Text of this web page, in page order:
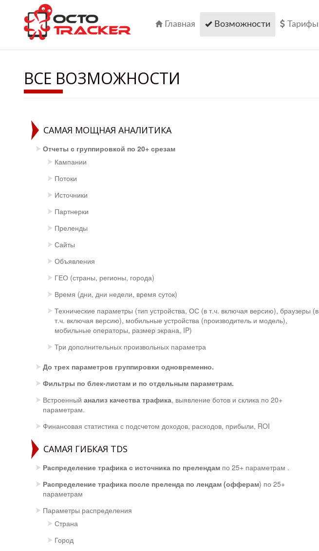
основному
содержанию
Главная Возможности Тарифы
ВСЕ ВОЗМОЖНОСТИ
САМАЯ МОЩНАЯ АНАЛИТИКА
Отчеты с группировкой по 20+ срезам
Кампании
Потоки
Источники
Партнерки
Преленды
Сайты
Объявления
ГЕО (страны, регионы, города)
Время (дни, дни недели, время суток)
Технические параметры (тип устройства, ОС (в т.ч. включая версию), браузеры (в
т.ч. включая версию), мобильные устройства (производитель и модель),
мобильные операторы, размер экрана, IP)
Три дополнительных произвольных параметра
До трех параметров группировки одновременно.
Фильтры по блек-листам и по отдельным параметрам.
Встроенный анализ качества трафика, выявление ботов и склика по 20+
параметрам.
Финансовая статистика с подсчетом доходов, расходов, прибыли, ROI
САМАЯ ГИБКАЯ TDS
Распределение трафика с источника по прелендам по 25+ параметрам .
Распределение трафика после преленда по лендам (офферам) по 25+
параметрам
Параметры распределения
Страна
Город